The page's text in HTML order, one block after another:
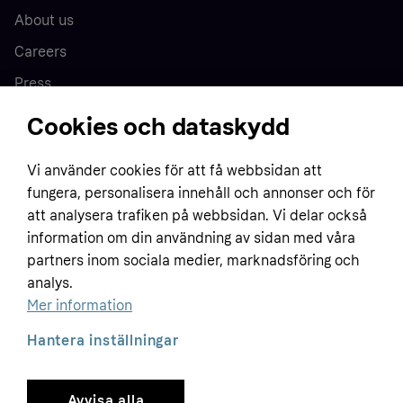
About us
Careers
Press
Customer service
Terms & conditions
Privacy policy
Tracking technology notice
Business
Sell with Klarna
Contact us
Global
Cookies och dataskydd
Vi använder cookies för att få webbsidan att
fungera, personalisera innehåll och annonser och för
att analysera trafiken på webbsidan. Vi delar också
information om din användning av sidan med våra
partners inom sociala medier, marknadsföring och
analys.
Mer information
Hantera inställningar